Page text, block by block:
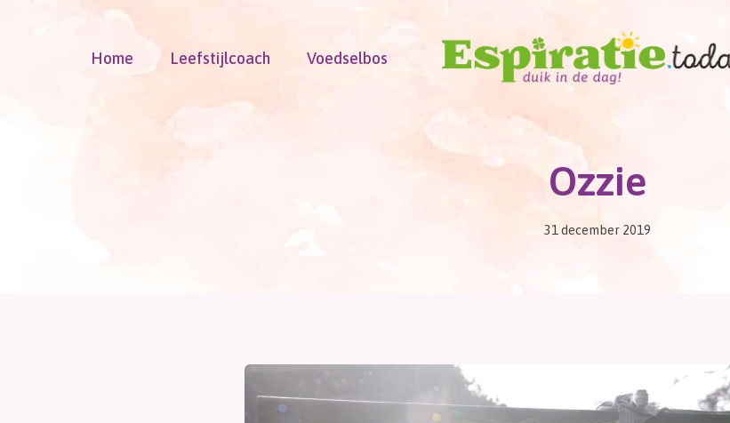
Home Leefstijlcoach Voedselbos
Ozzie
31 december 2019